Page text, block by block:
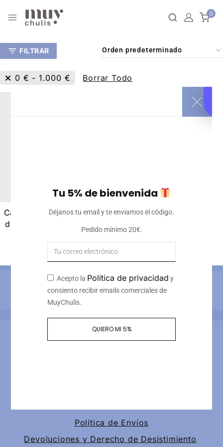
0
FILTRAR
0 € - 1.000 € Borrar Todo
Camiseta manga ranglan
de mujer personalizable
Métodos de pago
Información de contacto
Política de Envíos
Devoluciones y Derecho de Desistimiento
Tu 5% de bienvenida
Déjanos tu email y te enviamos el código.
Pedido mínimo 20€.
Acepto la Política de privacidad y
consiento recibir emails comerciales de
MuyChulis.
QUIERO MI 5%